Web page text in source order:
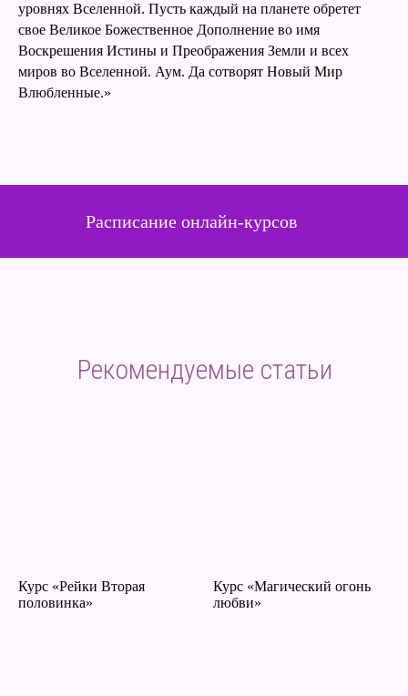
уровнях Вселенной. Пусть каждый на планете обретет
свое Великое Божественное Дополнение во имя
Воскрешения Истины и Преображения Земли и всех
миров во Вселенной. Аум. Да сотворят Новый Мир
Влюбленные.»
Расписание онлайн-курсов
Рекомендуемые статьи
Курс «Рейки Вторая
половинка»
Курс «Магический огонь
любви»